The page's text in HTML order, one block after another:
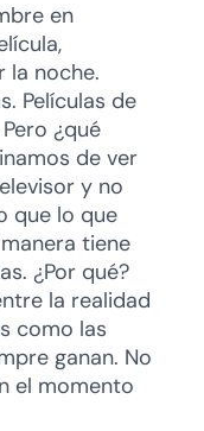
en
la noche.
Películas de
¿qué
de ver
y no
que lo que
tiene
¿Por qué?
la realidad
como las
ganan. No
el momento